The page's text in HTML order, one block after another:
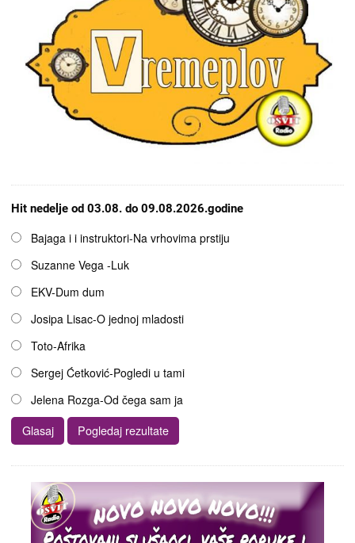
Hit nedelje od 03.08. do 09.08.2026.godine
OpcijeBajaga i i instruktori-Na vrhovima prstiju
Suzanne Vega -Luk
EKV-Dum dum
Josipa Lisac-O jednoj mladosti
Toto-Afrika
Sergej Ćetković-Pogledi u tami
Jelena Rozga-Od čega sam ja